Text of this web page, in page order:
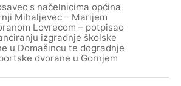
s načelnicima općina
Mihaljevec – Marijem
Lovrecom – potpisao
izgradnje školske
u Domašincu te dogradnje
dvorane u Gornjem